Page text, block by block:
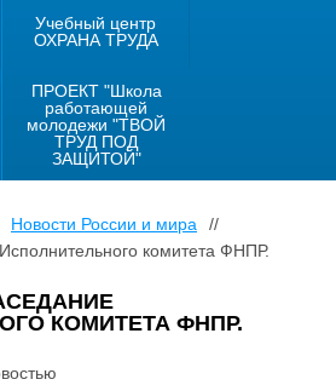
Учебный центр
ОХРАНА ТРУДА
ПРОЕКТ "Школа
работающей
молодежи "ТВОЙ
ТРУД ПОД
ЗАЩИТОЙ"
Новости России и мира
//
комитета ФНПР.
КОМИТЕТА ФНПР.